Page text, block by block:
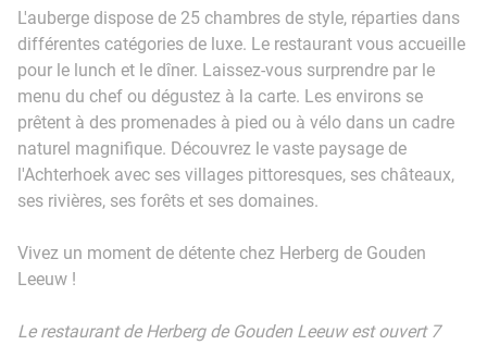
L'auberge dispose de 25 chambres de style, réparties dans
différentes catégories de luxe. Le restaurant vous accueille
pour le lunch et le dîner. Laissez-vous surprendre par le
menu du chef ou dégustez à la carte. Les environs se
prêtent à des promenades à pied ou à vélo dans un cadre
naturel magnifique. Découvrez le vaste paysage de
l'Achterhoek avec ses villages pittoresques, ses châteaux,
ses rivières, ses forêts et ses domaines.
Vivez un moment de détente chez Herberg de Gouden
Leeuw !
Le restaurant de Herberg de Gouden Leeuw est ouvert 7